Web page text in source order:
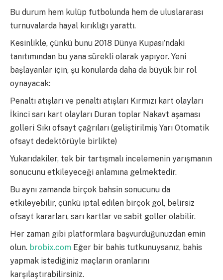
Bu durum hem kulüp futbolunda hem de uluslararası
turnuvalarda hayal kırıklığı yarattı.
Kesinlikle, çünkü bunu 2018 Dünya Kupası’ndaki
tanıtımından bu yana sürekli olarak yapıyor. Yeni
başlayanlar için, şu konularda daha da büyük bir rol
oynayacak:
Penaltı atışları ve penaltı atışları Kırmızı kart olayları
İkinci sarı kart olayları Duran toplar Nakavt aşaması
golleri Sıkı ofsayt çağrıları (geliştirilmiş Yarı Otomatik
ofsayt dedektörüyle birlikte)
Yukarıdakiler, tek bir tartışmalı incelemenin yarışmanın
sonucunu etkileyeceği anlamına gelmektedir.
Bu aynı zamanda birçok bahsin sonucunu da
etkileyebilir, çünkü iptal edilen birçok gol, belirsiz
ofsayt kararları, sarı kartlar ve sabit goller olabilir.
Her zaman gibi platformlara başvurduğunuzdan emin
olun. brobix.com Eğer bir bahis tutkunuysanız, bahis
yapmak istediğiniz maçların oranlarını
karşılaştırabilirsiniz.